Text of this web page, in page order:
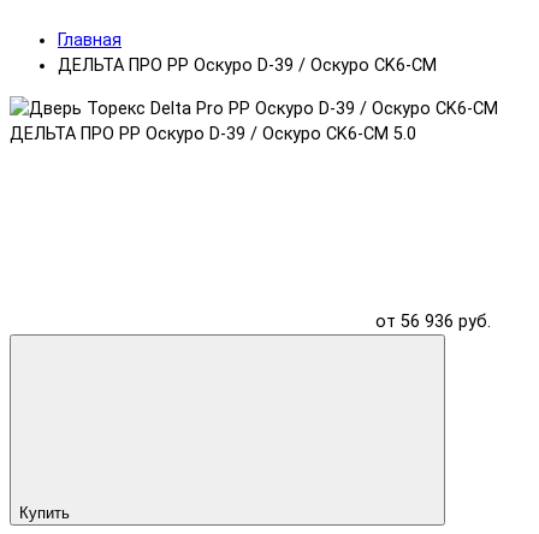
Главная
ДЕЛЬТА ПРО PP Оскуро D-39 / Оскуро CK6-CM
ДЕЛЬТА ПРО PP Оскуро D-39 / Оскуро CK6-CM 5.0
от 56 936 руб.
Купить